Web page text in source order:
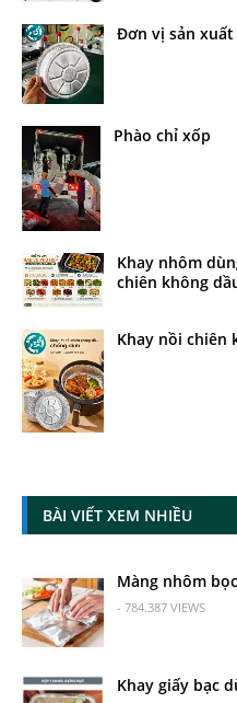
Đơn vị sản
Phào chỉ xốp
Khay nhôm
chiên không
Khay nồi chiên
BÀI VIẾT XEM NHIỀU
Màng nhôm
- 784.387 VIEWS
Khay giấy bạc